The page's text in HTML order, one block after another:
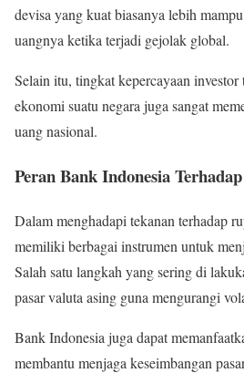
devisa yang kuat biasanya lebih
uangnya ketika terjadi gejolak global.
Selain itu, tingkat kepercayaan investor
ekonomi suatu negara juga sangat
uang nasional.
Peran Bank Indonesia
Dalam menghadapi tekanan terhadap
memiliki berbagai instrumen untuk
Salah satu langkah yang sering di
pasar valuta asing guna mengurangi
Bank Indonesia juga dapat
membantu menjaga keseimbangan